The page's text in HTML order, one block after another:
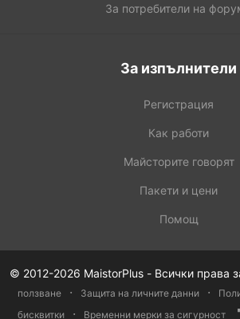
За потребители на
За изпълнители
Регистрация
Как работи
Майсторите говорят
Пакети и цени
Помощ
© 2012-2026 MaistorPlus - Всички права
ползване
· Защита на личните данни ·
бисквитки
· Временни мерки за сигурност